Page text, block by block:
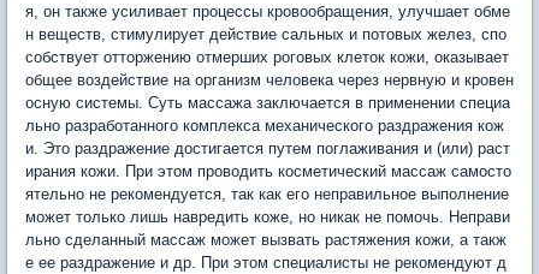
я, он также усиливает процессы кровообращения, улучшает обме
н веществ, стимулирует действие сальных и потовых желез, спо
собствует отторжению отмерших роговых клеток кожи, оказывает
общее воздействие на организм человека через нервную и кровен
осную системы. Суть массажа заключается в применении специа
льно разработанного комплекса механического раздражения кож
и. Это раздражение достигается путем поглаживания и (или) раст
ирания кожи. При этом проводить косметический массаж самосто
ятельно не рекомендуется, так как его неправильное выполнение
может только лишь навредить коже, но никак не помочь. Неправи
льно сделанный массаж может вызвать растяжения кожи, а такж
е ее раздражение и др. При этом специалисты не рекомендуют д